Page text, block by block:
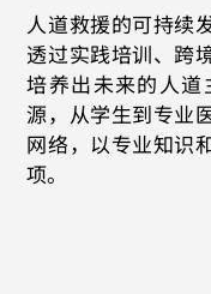
人道救援的可持续
透过实践培训、跨
培养出未来的人
源，从学生到专业
网络，以专业知识
项。